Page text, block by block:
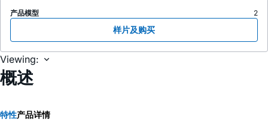
产品模型 2
样片及购买
Viewing:
概述
特性产品详情